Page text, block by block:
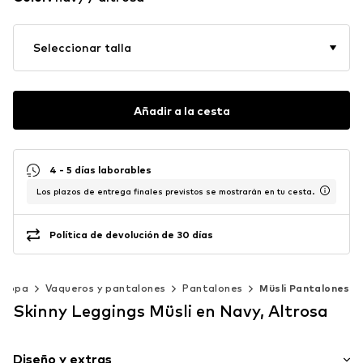
Seleccionar talla
Añadir a la cesta
4 - 5 días laborables
Los plazos de entrega finales previstos se mostrarán en tu cesta.
Política de devolución de 30 días
Ropa Vaqueros y pantalones Pantalones Müsli Pantalones
Skinny Leggings Müsli en Navy, Altrosa
Diseño y extras